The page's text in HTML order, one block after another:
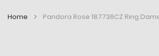
Home Pandora Rose 187736CZ Ring